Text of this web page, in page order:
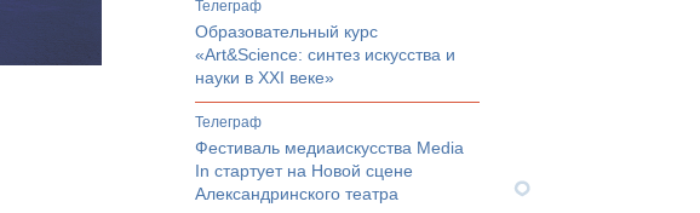
телеграф
Образовательный курс
«Art&Science: синтез искусства и
науки в XXI веке»
телеграф
Фестиваль медиаискусства Media
In стартует на Новой сцене
Александринского театра